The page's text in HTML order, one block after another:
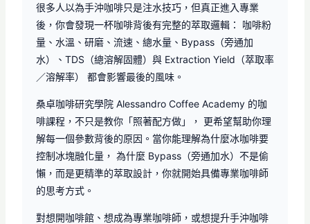
很多人以為手沖咖啡只是注水技巧，但真正進入專業
後，你會發現一杯咖啡背後有完整的萃取邏輯： 咖啡粉
量、水溫、研磨、流速、總水量、Bypass（旁通加
水）、TDS（總溶解固體）與 Extraction Yield（萃取率
／溶解率） 都會影響最後的風味。
桑卓咖啡研究學院 Alessandro Coffee Academy 的咖
啡課程，不只是教你「照著配方做」， 更希望幫助你理
解每一個參數背後的原因。當你能理解為什麼冰咖啡要
控制冰塊融化量， 為什麼 Bypass（旁通加水）不是偷
懶，而是更精準的萃取設計，你就開始具備專業咖啡師
的思考方式。
對想開咖啡館、想成為專業咖啡師，或想提升手沖咖啡